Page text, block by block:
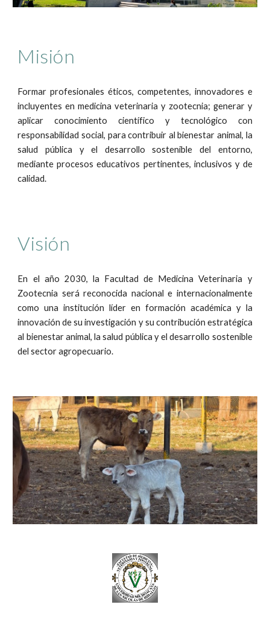
Misión
Formar profesionales éticos, competentes, innovadores e
incluyentes en medicina veterinaria y zootecnia; generar y
aplicar conocimiento científico y tecnológico con
responsabilidad social, para contribuir al bienestar animal, la
salud pública y el desarrollo sostenible del entorno,
mediante procesos educativos pertinentes, inclusivos y de
calidad.
Visión
En el año 2030, la Facultad de Medicina Veterinaria y
Zootecnia será reconocida nacional e internacionalmente
como una institución líder en formación académica y la
innovación de su investigación y su contribución estratégica
al bienestar animal, la salud pública y el desarrollo sostenible
del sector agropecuario.